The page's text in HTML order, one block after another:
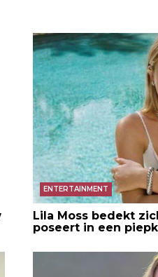
ENTERTAINMENT
Lila Moss bedekt
poseert in een